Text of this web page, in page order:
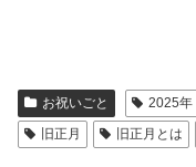
お祝いごと 2025年
旧正月
旧正月とは